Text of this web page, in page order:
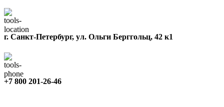
г. Санкт-Петербург, ул. Ольги Берггольц, 42 к1
+7 800 201-26-46